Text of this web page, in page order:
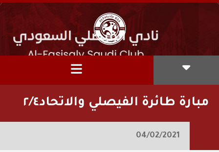
مبارة طائرة الفيصلي والاتحاد٢/٤
04/02/2021